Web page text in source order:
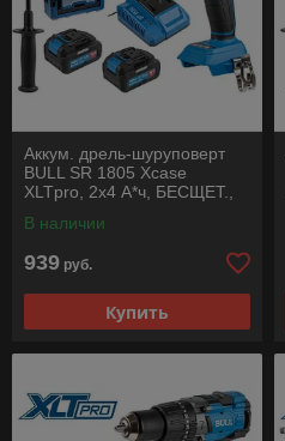
Аккум. дрель-шуруповерт
BULL SR 1805 Xcase
XLTpro, 2х4 А*ч, БЕСЩЕТ.,
мм
В наличии
939 руб.
Купить